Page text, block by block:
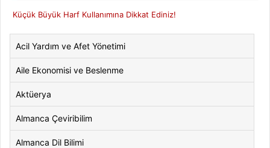
Küçük Büyük Harf Kullanımına Dikkat Ediniz!
Acil Yardım ve Afet Yönetimi
Aile Ekonomisi ve Beslenme
Aktüerya
Almanca Çeviribilim
Almanca Dil Bilimi